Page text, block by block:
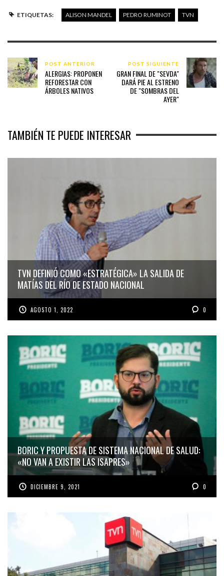
ETIQUETAS: ALISON MANDEL PEDRO RUMINOT TVN
POST ANTERIOR
ALERGIAS: PROPONEN
REFORESTAR CON
ÁRBOLES NATIVOS
POST SIGUIENTE
GRAN FINAL DE "SEVDA"
DARÁ PIE AL ESTRENO
DE "SOMBRAS DEL
AYER"
TAMBIÉN TE PUEDE INTERESAR
TVN DEFINIÓ COMO «ESTRATÉGICA» LA SALIDA DE
MATÍAS DEL RÍO DE ESTADO NACIONAL
AGOSTO 1, 2022 0
BORIC Y PROPUESTA DE SISTEMA NACIONAL DE SALUD:
«NO VAN A EXISTIR LAS ISAPRES»
DICIEMBRE 9, 2021 0